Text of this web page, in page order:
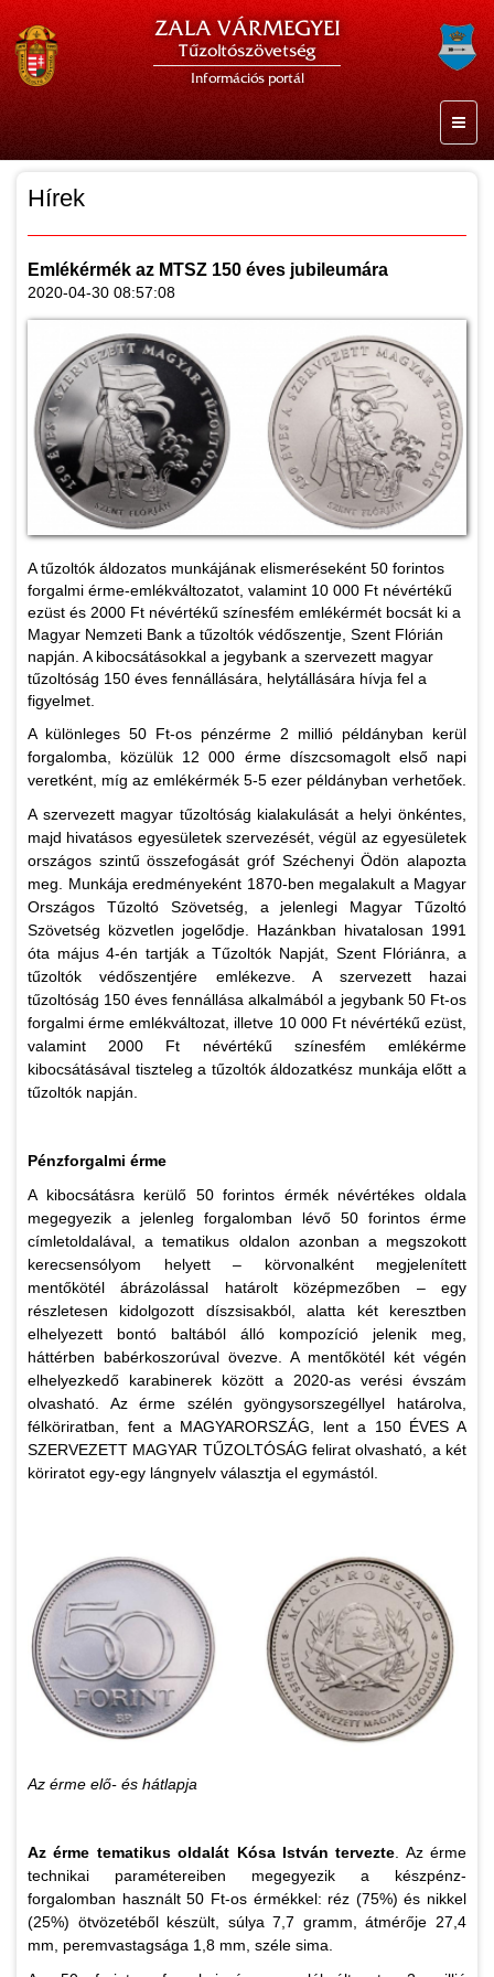
ZALA VÁRMEGYEI
Tűzoltószövetség
Információs portál
Hírek
Emlékérmék az MTSZ 150 éves jubileumára
2020-04-30 08:57:08
A tűzoltók áldozatos munkájának elismeréseként 50 forintos
forgalmi érme-emlékváltozatot, valamint 10 000 Ft névértékű
ezüst és 2000 Ft névértékű színesfém emlékérmét bocsát ki a
Magyar Nemzeti Bank a tűzoltók védőszentje, Szent Flórián
napján. A kibocsátásokkal a jegybank a szervezett magyar
tűzoltóság 150 éves fennállására, helytállására hívja fel a
figyelmet.
A különleges 50 Ft-os pénzérme 2 millió példányban kerül
forgalomba, közülük 12 000 érme díszcsomagolt első napi
veretként, míg az emlékérmék 5-5 ezer példányban verhetőek.
A szervezett magyar tűzoltóság kialakulását a helyi önkéntes,
majd hivatásos egyesületek szervezését, végül az egyesületek
országos szintű összefogását gróf Széchenyi Ödön alapozta
meg. Munkája eredményeként 1870-ben megalakult a Magyar
Országos Tűzoltó Szövetség, a jelenlegi Magyar Tűzoltó
Szövetség közvetlen jogelődje. Hazánkban hivatalosan 1991
óta május 4-én tartják a Tűzoltók Napját, Szent Flóriánra, a
tűzoltók védőszentjére emlékezve. A szervezett hazai
tűzoltóság 150 éves fennállása alkalmából a jegybank 50 Ft-os
forgalmi érme emlékváltozat, illetve 10 000 Ft névértékű ezüst,
valamint 2000 Ft névértékű színesfém emlékérme
kibocsátásával tiszteleg a tűzoltók áldozatkész munkája előtt a
tűzoltók napján.
Pénzforgalmi érme
A kibocsátásra kerülő 50 forintos érmék névértékes oldala
megegyezik a jelenleg forgalomban lévő 50 forintos érme
címletoldalával, a tematikus oldalon azonban a megszokott
kerecsensólyom helyett – körvonalként megjelenített
mentőkötél ábrázolással határolt középmezőben – egy
részletesen kidolgozott díszsisakból, alatta két keresztben
elhelyezett bontó baltából álló kompozíció jelenik meg,
háttérben babérkoszorúval övezve. A mentőkötél két végén
elhelyezkedő karabinerek között a 2020-as verési évszám
olvasható. Az érme szélén gyöngysorszegéllyel határolva,
félköriratban, fent a MAGYARORSZÁG, lent a 150 ÉVES A
SZERVEZETT MAGYAR TŰZOLTÓSÁG felirat olvasható, a két
köriratot egy-egy lángnyelv választja el egymástól.
Az érme elő- és hátlapja
Az érme tematikus oldalát Kósa István tervezte . Az érme
technikai paramétereiben megegyezik a készpénz-
forgalomban használt 50 Ft-os érmékkel: réz (75%) és nikkel
(25%) ötvözetéből készült, súlya 7,7 gramm, átmérője 27,4
mm, peremvastagsága 1,8 mm, széle sima.